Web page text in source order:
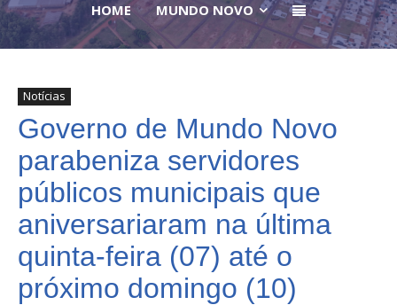
HOME MUNDO NOVO
Notícias
Governo de Mundo Novo
parabeniza servidores
públicos municipais que
aniversariaram na última
quinta-feira (07) até o
próximo domingo (10)